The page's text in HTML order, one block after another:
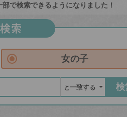
で検索できるようになりました！
索
女の子
検